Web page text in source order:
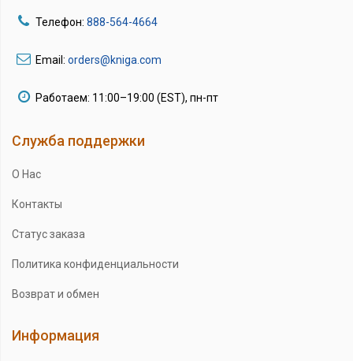
Телефон: 888-564-4664
Email: orders@kniga.com
Работаем: 11:00–19:00 (EST), пн-пт
Служба поддержки
О Нас
Контакты
Статус заказа
Политика конфиденциальности
Возврат и обмен
Информация